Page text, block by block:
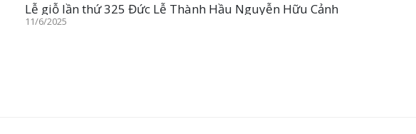
Lễ giỗ lần thứ 325 Đức Lễ Thành Hầu Nguyễn Hữu Cảnh
11/6/2025